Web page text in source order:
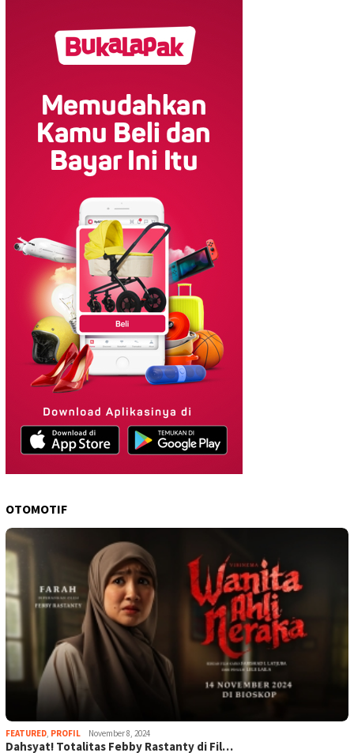
OTOMOTIF
FEATURED PROFIL November 8, 2024
Dahsyat! Totalitas Febby Rastanty di Fil…